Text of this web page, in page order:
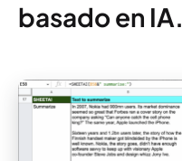
basado en IA.